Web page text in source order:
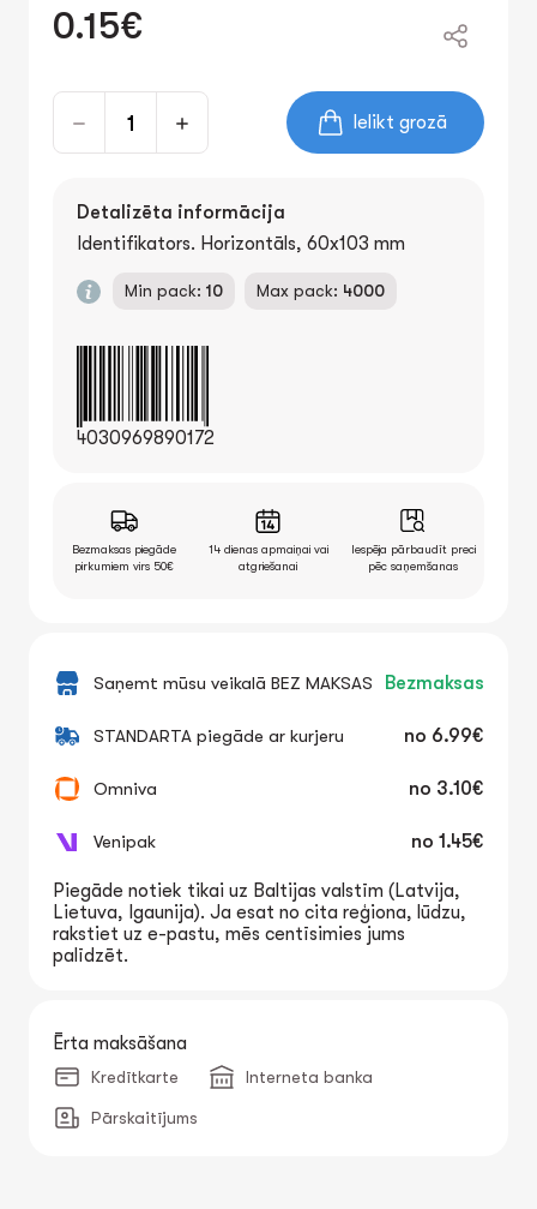
0.15€
Ielikt grozā
Detalizēta informācija
Identifikators. Horizontāls, 60x103 mm
Min pack: 10 Max pack: 4000
4030969890172
Bezmaksas piegāde
pirkumiem virs 50€
14 dienas apmaiņai vai
atgriešanai
Iespēja pārbaudīt preci
pēc saņemšanas
Saņemt mūsu veikalā BEZ MAKSAS Bezmaksas
STANDARTA piegāde ar kurjeru no 6.99€
Omniva no 3.10€
Venipak no 1.45€
Piegāde notiek tikai uz Baltijas valstīm (Latvija,
Lietuva, Igaunija). Ja esat no cita reģiona, lūdzu,
rakstiet uz e-pastu, mēs centīsimies jums
palīdzēt.
Ērta maksāšana
Kredītkarte Interneta banka
Pārskaitījums